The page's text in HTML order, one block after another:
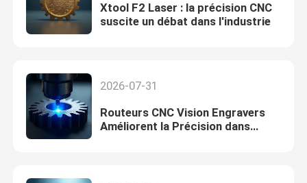
Xtool F2 Laser : la précision CNC
suscite un débat dans l'industrie
2026-07-31
Routeurs CNC Vision Engravers
Améliorent la Précision dans